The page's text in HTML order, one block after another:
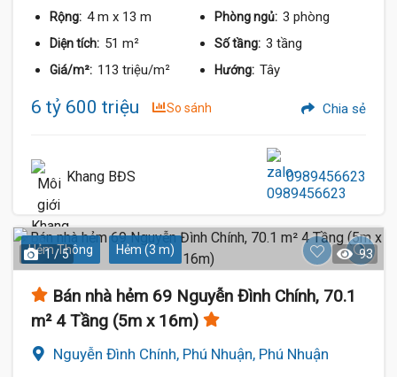
Rộng: 4 m x 13 m Phòng ngủ: 3 phòng
Diện tích: 51 m² Số tầng: 3 tầng
Giá/m²: 113 triệu/m² Hướng: Tây
6 tỷ 600 triệu So sánh Chia sẻ
Khang BĐS 0989456623
Hẻm Thông Hẻm (3 m)
1 / 5 93
Bán nhà hẻm 69 Nguyễn Đình Chính, 70.1
m² 4 Tầng (5m x 16m)
Nguyễn Đình Chính, Phú Nhuận, Phú Nhuận